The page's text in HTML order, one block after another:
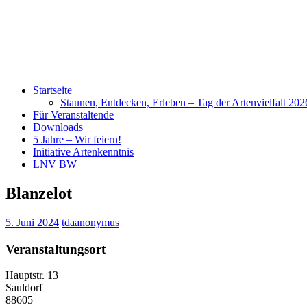
Startseite
Staunen, Entdecken, Erleben – Tag der Artenvielfalt
Für Veranstaltende
Downloads
5 Jahre – Wir feiern!
Initiative Artenkenntnis
LNV BW
Blanzelot
5. Juni 2024 tdaanonymus
Veranstaltungsort
Hauptstr. 13
Sauldorf
88605